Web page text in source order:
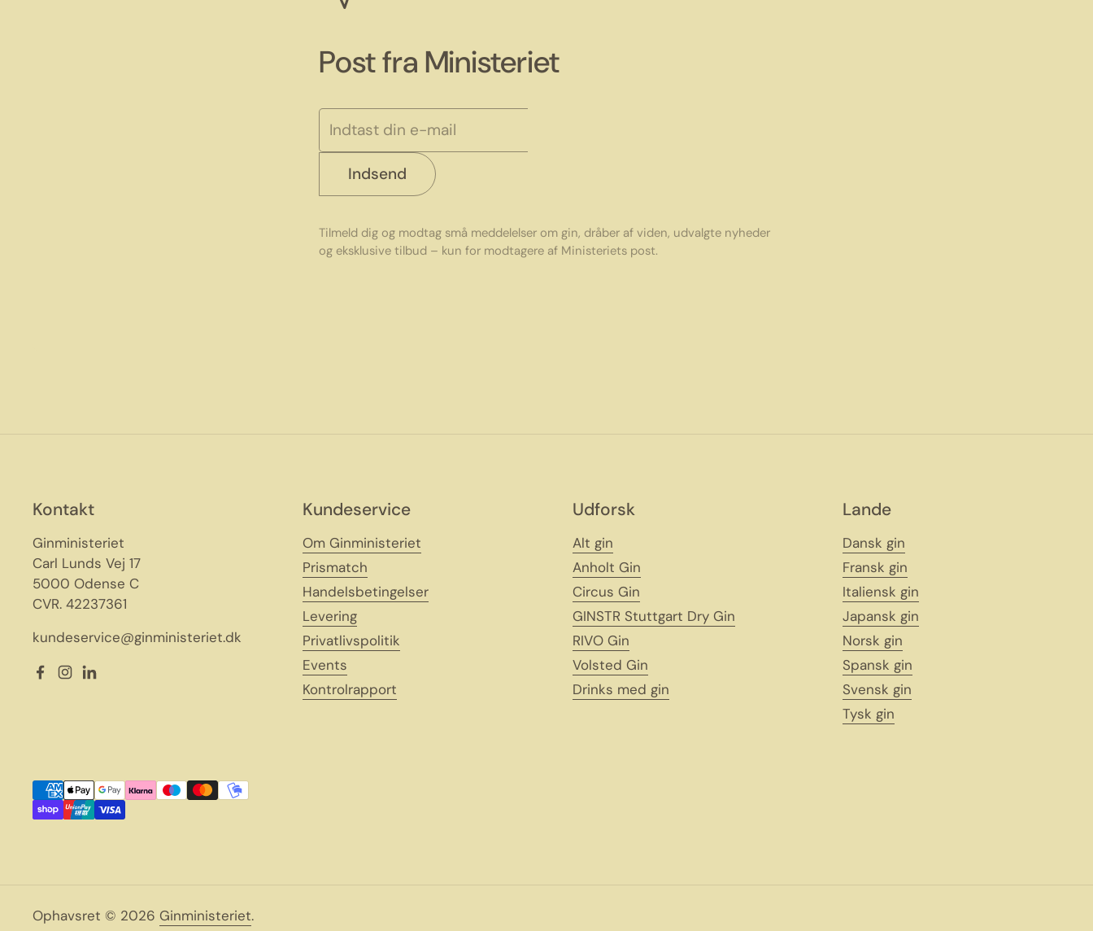
Post fra Ministeriet
Indsend
Tilmeld dig og modtag små meddelelser om gin, dråber af viden, udvalgte nyheder
og eksklusive tilbud – kun for modtagere af Ministeriets post.
Kontakt
Ginministeriet
Carl Lunds Vej 17
5000 Odense C
CVR. 42237361
kundeservice@ginministeriet.dk
Facebook
Instagram
LinkedIn
Kundeservice
Om Ginministeriet
Prismatch
Handelsbetingelser
Levering
Privatlivspolitik
Events
Kontrolrapport
Udforsk
Alt gin
Anholt Gin
Circus Gin
GINSTR Stuttgart Dry Gin
RIVO Gin
Volsted Gin
Drinks med gin
Lande
Dansk gin
Fransk gin
Italiensk gin
Japansk gin
Norsk gin
Spansk gin
Svensk gin
Tysk gin
Ophavsret © 2026 Ginministeriet.